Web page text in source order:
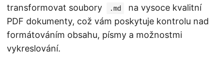
transformovat soubory
.md
na vysoce kvalitní
PDF dokumenty, což vám poskytuje kontrolu nad
formátováním obsahu, písmy a možnostmi
vykreslování.